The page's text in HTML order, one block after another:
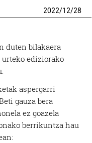
2022/12/28
duten bilakaera
ediziorako
aspergarri
gauza bera
ez goazela
berrikuntza hau